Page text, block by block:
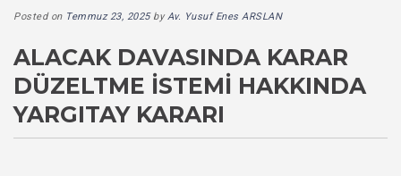
Posted on Temmuz 23, 2025byAv. Yusuf Enes ARSLAN
ALACAK DAVASINDA KARAR
DÜZELTME İSTEMI HAKKINDA
YARGITAY KARARI